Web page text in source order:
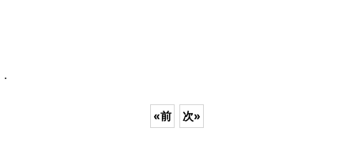
.
«前 次»